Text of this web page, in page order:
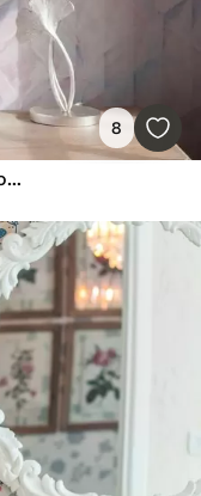
8
Falvédő Absztrakt rózsaszín és kék geometriai minták